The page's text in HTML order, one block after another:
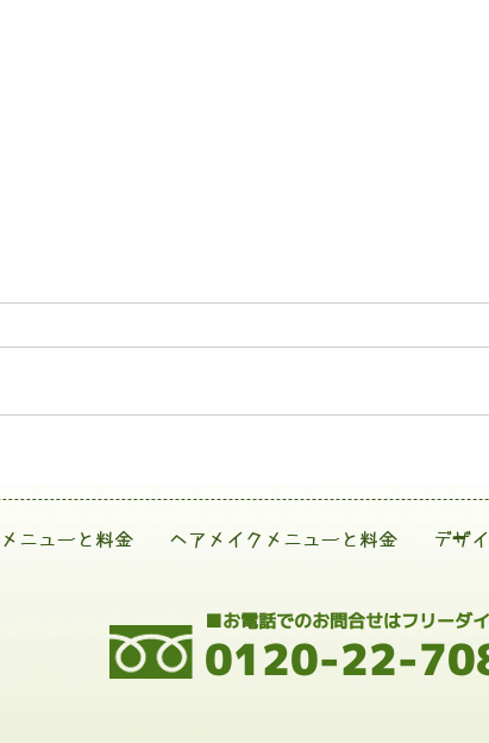
ニューと料金 ヘアメイクメニューと料金 デザ
0120-22-
■お電話でのお問合せはフリーダ